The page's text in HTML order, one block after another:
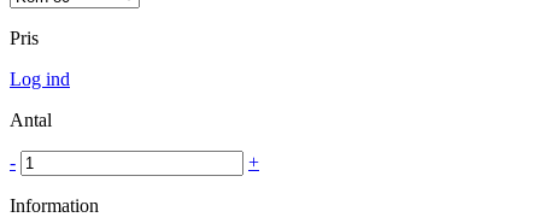
Pris
Log ind
Antal
- +
Information